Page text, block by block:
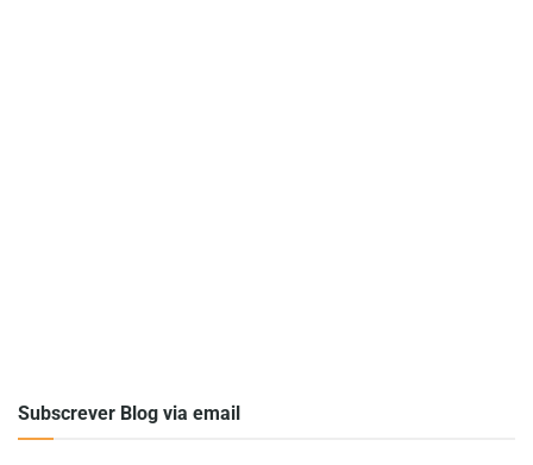
Subscrever Blog via email